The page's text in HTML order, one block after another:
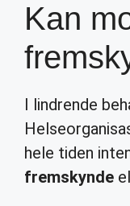
Kan
I lindrende
hele tiden
fremskynde